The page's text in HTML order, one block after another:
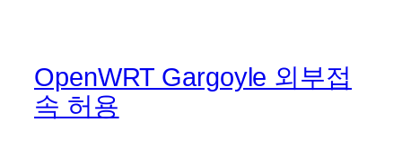
OpenWRT Gargoyle 외부접
속 허용